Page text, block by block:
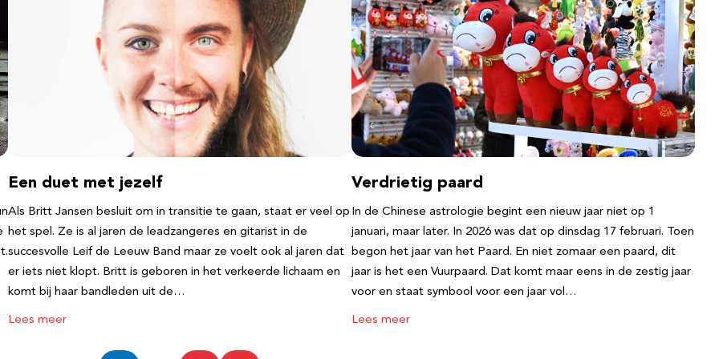
Een duet met jezelf
Als Britt Jansen besluit om in transitie te gaan, staat er veel op
het spel. Ze is al jaren de leadzangeres en gitarist in de
succesvolle Leif de Leeuw Band maar ze voelt ook al jaren dat
er iets niet klopt. Britt is geboren in het verkeerde lichaam en
komt bij haar bandleden uit de…
Lees meer
Verdrietig paard
In de Chinese astrologie begint een nieuw jaar niet op 1
januari, maar later. In 2026 was dat op dinsdag 17 februari. Toen
begon het jaar van het Paard. En niet zomaar een paard, dit
jaar is het een Vuurpaard. Dat komt maar eens in de zestig jaar
voor en staat symbool voor een jaar vol…
Lees meer